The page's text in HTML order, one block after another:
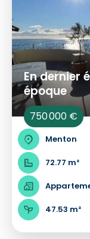
En dernier
époque
750 000 €
Menton
72.77 m²
47.53 m²